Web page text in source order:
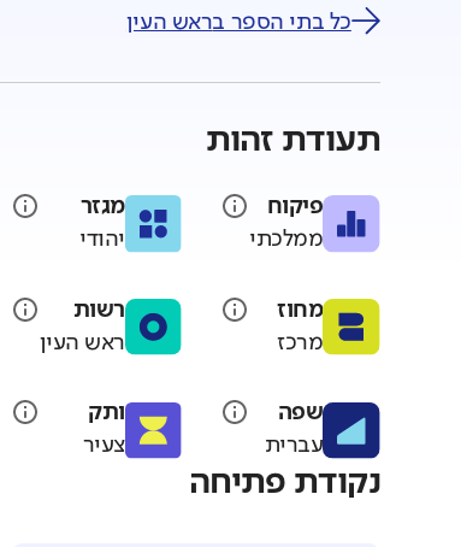
כל בתי הספר בראש העין
תעודת זהות
פיקוח
ממלכתי
מגזר
יהודי
מחוז
מרכז
רשות
ראש העין
שפה
עברית
ותק
צעיר
נקודת פתיחה